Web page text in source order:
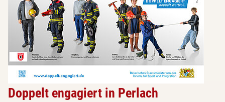
Doppelt engagiert in Perlach